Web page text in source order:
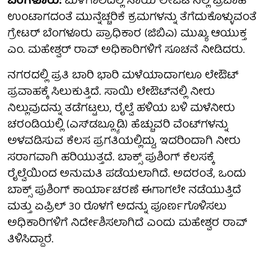
ಉಂಟಾಗದಂತೆ ಮುನ್ನೆಚ್ಚರಿಕೆ ಕ್ರಮಗಳನ್ನು ತೆಗೆದುಕೊಳ್ಳುವಂತೆ
ಗ್ರೇಟರ್ ಬೆಂಗಳೂರು ಪ್ರಾಧಿಕಾರ (ಜಿಬಿಎ) ಮುಖ್ಯ ಆಯುಕ್ತ
ಎಂ. ಮಹೇಶ್ವರ್ ರಾವ್ ಅಧಿಕಾರಿಗಳಿಗೆ ಸೂಚನೆ ನೀಡಿದರು.
ನಗರದಲ್ಲಿ ಪ್ರತಿ ಬಾರಿ ಭಾರಿ ಮಳೆಯಾದಾಗಲೂ ಲೇಔಟ್
ಪ್ರವಾಹಕ್ಕೆ ಸಿಲುಕುತ್ತಿದೆ. ಸಾಯಿ ಲೇಔಟ್‌ನಲ್ಲಿ ನೀರು
ನಿಲ್ಲುವುದನ್ನು ತಡೆಗಟ್ಟಲು, ರೈಲ್ವೆ ಹಳಿಯ ಬಳಿ ಮಳೆನೀರು
ಚರಂಡಿಯಲ್ಲಿ (ಎಸ್‌ಡಬ್ಲ್ಯೂಡಿ) ಹೆಚ್ಚುವರಿ ವೆಂಟ್‌ಗಳನ್ನು
ಅಳವಡಿಸುವ ಕೆಲಸ ಪ್ರಗತಿಯಲ್ಲಿದ್ದು, ಇದರಿಂದಾಗಿ ನೀರು
ಸರಾಗವಾಗಿ ಹರಿಯುತ್ತದೆ. ಬಾಕ್ಸ್ ಪುಶಿಂಗ್ ಕೆಲಸಕ್ಕೆ
ರೈಲ್ವೆಯಿಂದ ಅನುಮತಿ ಪಡೆಯಲಾಗಿದೆ. ಅದರಂತೆ, ಒಂದು
ಬಾಕ್ಸ್ ಪುಶಿಂಗ್ ಕಾರ್ಯಾಚರಣೆ ಈಗಾಗಲೇ ನಡೆಯುತ್ತಿದೆ
ಮತ್ತು ಏಪ್ರಿಲ್ 30 ರೊಳಗೆ ಅದನ್ನು ಪೂರ್ಣಗೊಳಿಸಲು
ಅಧಿಕಾರಿಗಳಿಗೆ ನಿರ್ದೇಶಿಸಲಾಗಿದೆ ಎಂದು ಮಹೇಶ್ವರ ರಾವ್
ತಿಳಿಸಿದ್ದಾರೆ.